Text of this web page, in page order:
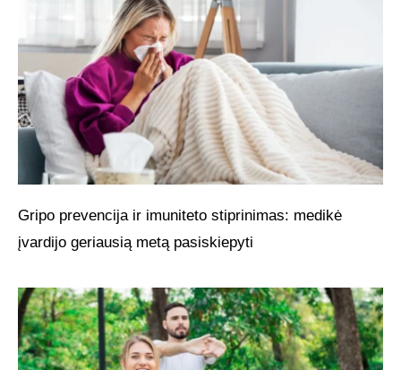
Gripo prevencija ir imuniteto stiprinimas: medikė
įvardijo geriausią metą pasiskiepyti